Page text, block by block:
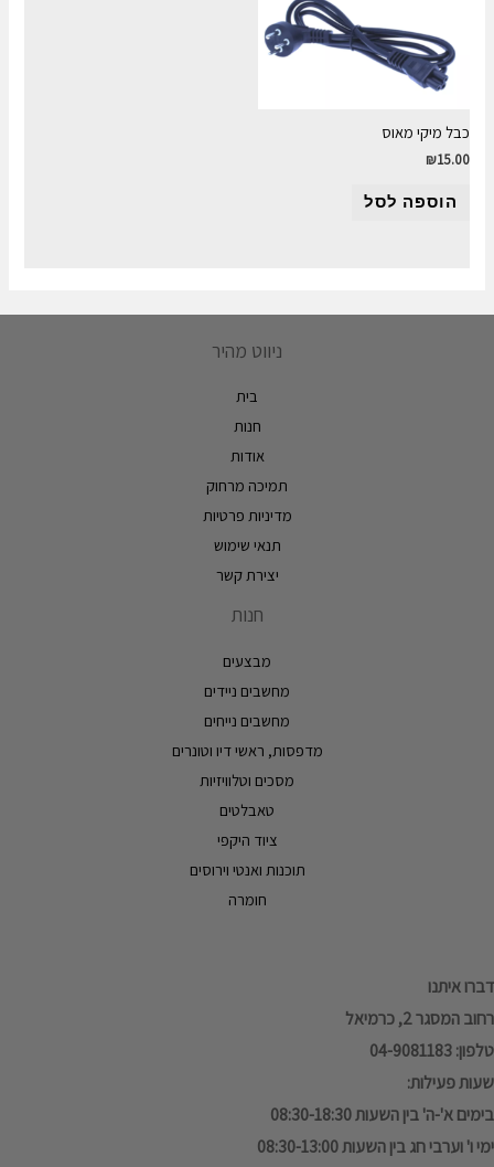
כבל מיקי מאוס
₪15.00
הוספה לסל
ניווט מהיר
בית
חנות
אודות
תמיכה מרחוק
מדיניות פרטיות
תנאי שימוש
יצירת קשר
חנות
מבצעים
מחשבים ניידים
מחשבים נייחים
מדפסות, ראשי דיו וטונרים
מסכים וטלוויזיות
טאבלטים
ציוד היקפי
תוכנות ואנטי וירוסים
חומרה
דברו איתנו
רחוב המסגר 2, כרמיאל
טלפון: 04-9081183
שעות פעילות:
בימים א'-ה' בין השעות 08:30-18:30
ימי ו' וערבי חג בין השעות 08:30-13:00